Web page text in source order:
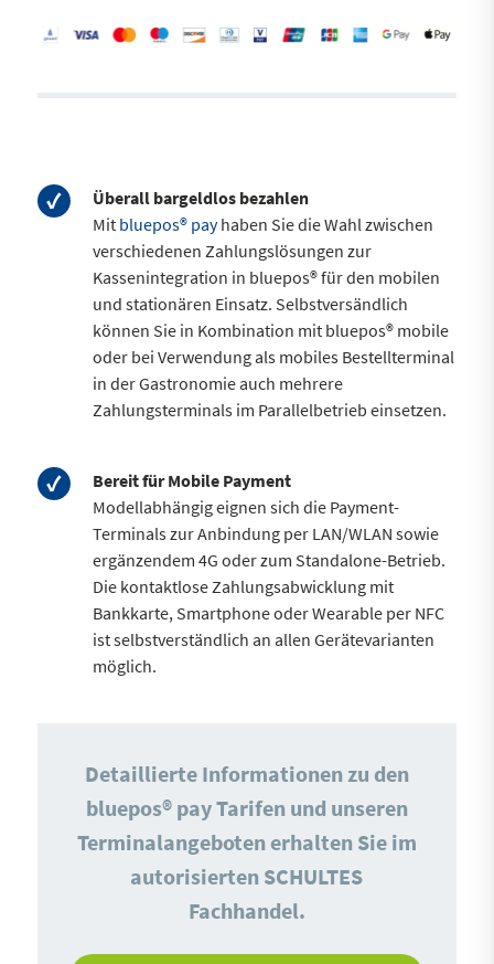
Überall bargeldlos bezahlen
Mit bluepos® payhaben Sie die Wahl zwischen
verschiedenen Zahlungslösungen zur
Kassenintegration in bluepos® für den mobilen
und stationären Einsatz. Selbstversändlich
können Sie in Kombination mit bluepos® mobile
oder bei Verwendung als mobiles Bestellterminal
in der Gastronomie auch mehrere
Zahlungsterminals im Parallelbetrieb einsetzen.
Bereit für Mobile Payment
Modellabhängig eignen sich die Payment-
Terminals zur Anbindung per LAN/WLAN sowie
ergänzendem 4G oder zum Standalone-Betrieb.
Die kontaktlose Zahlungsabwicklung mit
Bankkarte, Smartphone oder Wearable per NFC
ist selbstverständlich an allen Gerätevarianten
möglich.
Detaillierte Informationen zu den
bluepos® pay Tarifen und unseren
Terminalangeboten erhalten Sie im
autorisierten SCHULTES
Fachhandel.